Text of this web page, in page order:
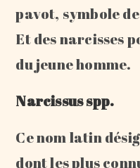
pavot, symbole
Et des narcisses
du jeune homme.
Narcissus spp.
Ce nom latin
dont les plus